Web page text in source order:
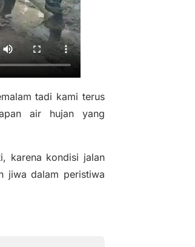
tadi kami terus
air hujan yang
karena kondisi jalan
jiwa dalam peristiwa